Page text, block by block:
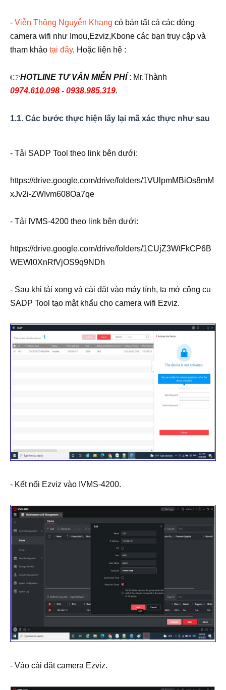
- Viễn Thông Nguyễn Khang có bán tất cả các dòng
camera wifi như Imou,Ezviz,Kbone các bạn truy cập và
tham khảo tại đây. Hoặc liện hệ :
👉HOTLINE TƯ VẤN MIỄN PHÍ: Mr.Thành
0974.610.098 - 0938.985.319.
1.1. Các bước thực hiện lấy lại mã xác thực như sau
- Tải SADP Tool theo link bên dưới:
https://drive.google.com/drive/folders/1VUlpmMBiOs8mM
xJv2i-ZWIvm608Oa7qe
- Tải IVMS-4200 theo link bên dưới:
https://drive.google.com/drive/folders/1CUjZ3WtFkCP6B
WEWl0XnRfVjOS9q9NDh
- Sau khi tải xong và cài đặt vào máy tính, ta mở công cụ
SADP Tool tạo mật khẩu cho camera wifi Ezviz.
- Kết nối Ezviz vào IVMS-4200.
- Vào cài đặt camera Ezviz.